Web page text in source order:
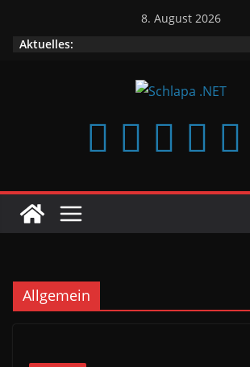
8. August 2026
Aktuelles:
Allgemein